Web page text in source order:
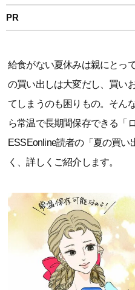
PR
給食がない夏休みは親にとっ
の買い出しは大変だし、買い
てしまうのも困りもの。そん
ら常温で長期間保存できる「
ESSEonline読者の「夏の買
く、詳しくご紹介します。